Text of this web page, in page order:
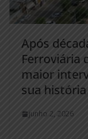
Após
Ferroviária
maior
sua
junho 2, 2026